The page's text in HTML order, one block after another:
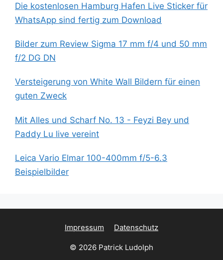
Die kostenlosen Hamburg Hafen Live Sticker für
WhatsApp sind fertig zum Download
Bilder zum Review Sigma 17 mm f/4 und 50 mm
f/2 DG DN
Versteigerung von White Wall Bildern für einen
guten Zweck
Mit Alles und Scharf No. 13 - Feyzi Bey und
Paddy Lu live vereint
Leica Vario Elmar 100-400mm f/5-6.3
Beispielbilder
Impressum Datenschutz
© 2026 Patrick Ludolph